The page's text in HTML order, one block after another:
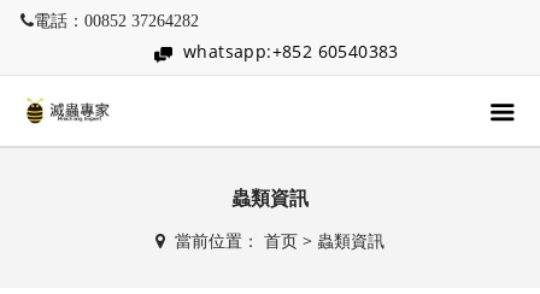
電話：00852 37264282
whatsapp:+852 60540383
蟲類資訊
當前位置： 首页> 蟲類資訊